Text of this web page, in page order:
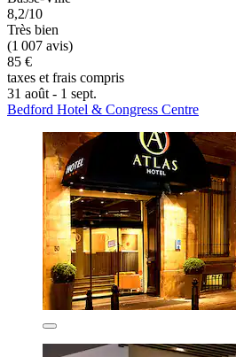
8,2/10
Très bien
(1 007 avis)
85 €
taxes et frais compris
31 août - 1 sept.
Bedford Hotel & Congress Centre